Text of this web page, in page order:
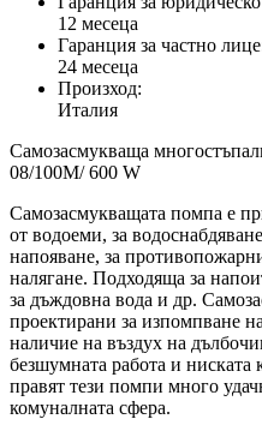
12 месеца
Гаранция за частно
24 месеца
Произход:
Италия
Самозасмукваща
08/100M/ 600 W
Самозасмукващата помпа е
от водоеми, за
напояване, за
налягане. Подходяща за
за дъждовна вода и др.
проектирани за изпомпване
наличие на въздух на
безшумната работа и ниската
правят тези помпи много
комуналната сфера.